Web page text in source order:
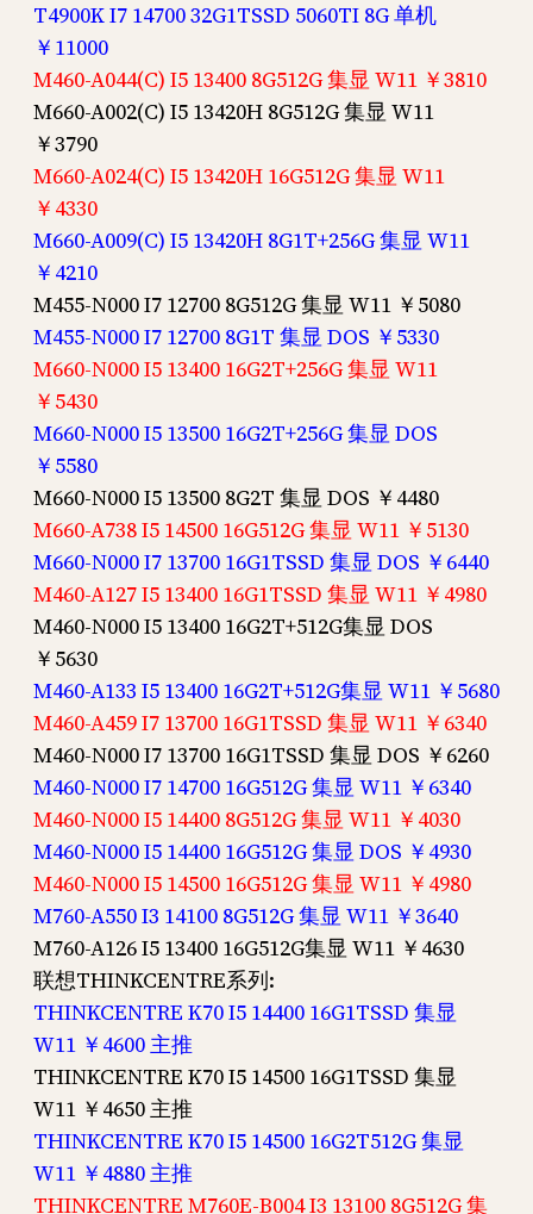
T4900K I7 14700 32G1TSSD 5060TI 8G 单机
￥11000
M460-A044(C) I5 13400 8G512G 集显 W11 ￥3810
M660-A002(C) I5 13420H 8G512G 集显 W11
￥3790
M660-A024(C) I5 13420H 16G512G 集显 W11
￥4330
M660-A009(C) I5 13420H 8G1T+256G 集显 W11
￥4210
M455-N000 I7 12700 8G512G 集显 W11 ￥5080
M455-N000 I7 12700 8G1T 集显 DOS ￥5330
M660-N000 I5 13400 16G2T+256G 集显 W11
￥5430
M660-N000 I5 13500 16G2T+256G 集显 DOS
￥5580
M660-N000 I5 13500 8G2T 集显 DOS ￥4480
M660-A738 I5 14500 16G512G 集显 W11 ￥5130
M660-N000 I7 13700 16G1TSSD 集显 DOS ￥6440
M460-A127 I5 13400 16G1TSSD 集显 W11 ￥4980
M460-N000 I5 13400 16G2T+512G集显 DOS
￥5630
M460-A133 I5 13400 16G2T+512G集显 W11 ￥5680
M460-A459 I7 13700 16G1TSSD 集显 W11 ￥6340
M460-N000 I7 13700 16G1TSSD 集显 DOS ￥6260
M460-N000 I7 14700 16G512G 集显 W11 ￥6340
M460-N000 I5 14400 8G512G 集显 W11 ￥4030
M460-N000 I5 14400 16G512G 集显 DOS ￥4930
M460-N000 I5 14500 16G512G 集显 W11 ￥4980
M760-A550 I3 14100 8G512G 集显 W11 ￥3640
M760-A126 I5 13400 16G512G集显 W11 ￥4630
联想THINKCENTRE系列:
THINKCENTRE K70 I5 14400 16G1TSSD 集显
W11 ￥4600 主推
THINKCENTRE K70 I5 14500 16G1TSSD 集显
W11 ￥4650 主推
THINKCENTRE K70 I5 14500 16G2T512G 集显
W11 ￥4880 主推
THINKCENTRE M760E-B004 I3 13100 8G512G 集